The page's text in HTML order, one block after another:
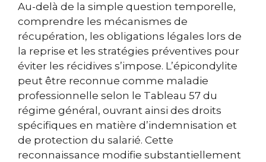
Au-delà de la simple question temporelle,
comprendre les mécanismes de
récupération, les obligations légales lors de
la reprise et les stratégies préventives pour
éviter les récidives s’impose. L’épicondylite
peut être reconnue comme maladie
professionnelle selon le Tableau 57 du
régime général, ouvrant ainsi des droits
spécifiques en matière d’indemnisation et
de protection du salarié. Cette
reconnaissance modifie substantiellement